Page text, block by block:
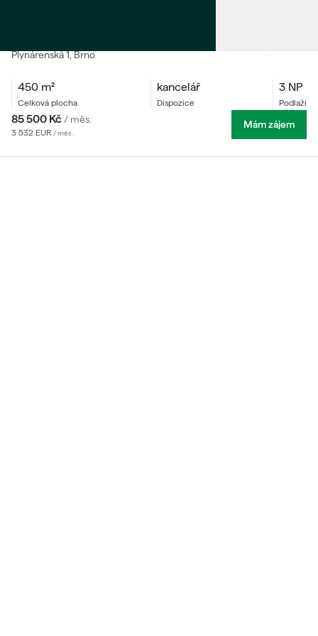
Plynárenská1, Brno
450 m²
celková plocha
kancelář
dispozice
3 NP
podlaží
85 500 Kč / měs.
3 532 EUR /měs.
Mám zájem